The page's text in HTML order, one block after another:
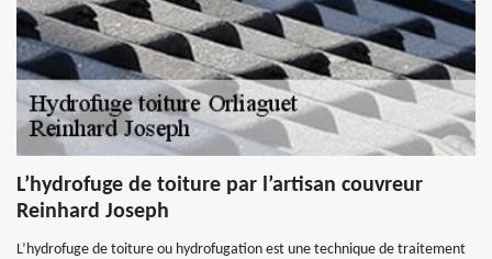
L’hydrofuge de toiture par l’artisan couvreur
Reinhard Joseph
L’hydrofuge de toiture ou hydrofugation est une technique de traitement